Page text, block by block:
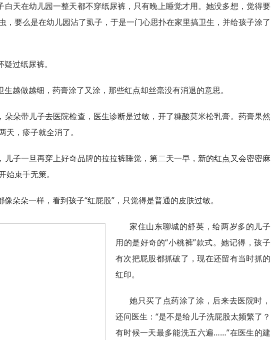
白天在幼儿园一整天都不穿纸尿裤，只有晚上睡觉才用。她没多想，觉得要
，要么是在幼儿园沾了虱子，于是一门心思扑在家里搞卫生，并给孩子涂了
过纸尿裤。
生越做越细，药膏涂了又涂，那些红点却丝毫没有消退的意思。
朵朵带儿子去医院检查，医生诊断是过敏，开了糠酸莫米松乳膏。药膏果然
天，疹子就全消了。
儿子一旦再穿上好奇品牌的拉拉裤睡觉，第二天一早，新的红点又会密密麻
始束手无策。
像朵朵一样，看到孩子“红屁股”，只觉得是普通的皮肤过敏。
家住山东聊城的舒英，给两岁多的儿子
用的是好奇的“小桃裤”款式。她记得，孩子
有次把屁股都抓破了，现在还留有当时抓的
红印。
她只买了点药涂了涂，后来去医院时，
还问医生：“是不是给儿子洗屁股太频繁了？
有时候一天最多能洗五六遍……”在医生的建